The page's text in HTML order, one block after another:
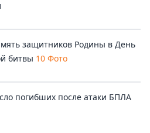
защитников Родины в День
битвы 10 Фото
погибших после атаки БПЛА